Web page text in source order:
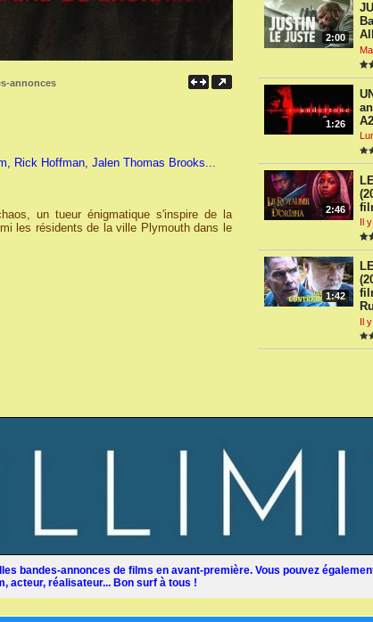
2:00
1:26
2:46
Il
1:42
Il
annonces
Rick Hoffman, Jalen Thomas Brooks...
un tueur énigmatique s'inspire de la
les résidents de la ville Plymouth dans le
bandes-annonces de films en avant-première. Vous pouvez
acteur, réalisateur... Bon surf à tous !